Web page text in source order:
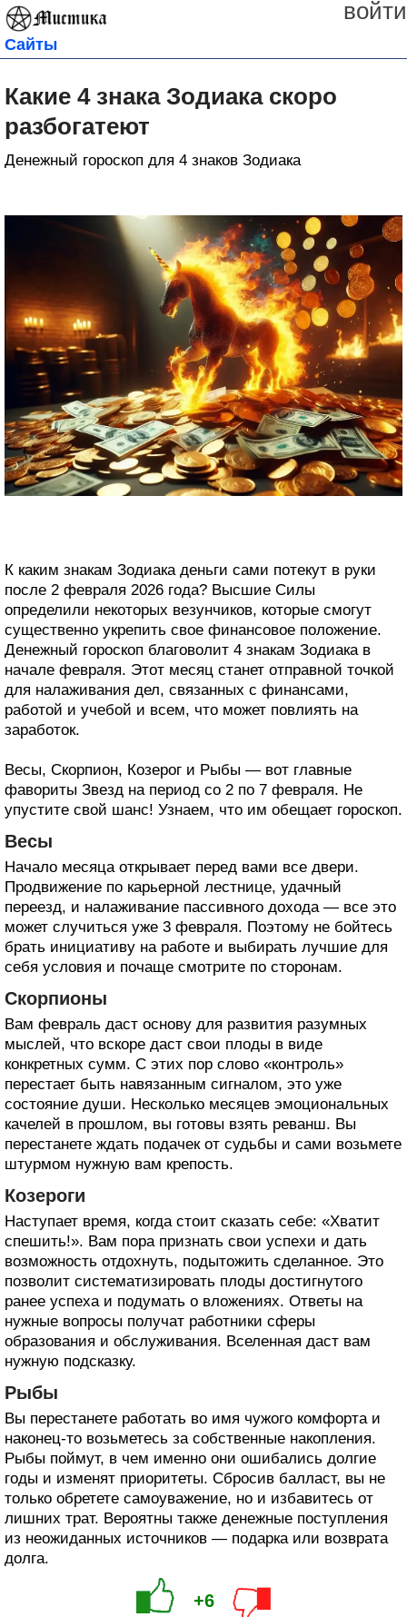
войти
Сайты
Какие 4 знака Зодиака скоро
разбогатеют
Денежный гороскоп для 4 знаков Зодиака
К каким знакам Зодиака деньги сами потекут в руки
после 2 февраля 2026 года? Высшие Силы
определили некоторых везунчиков, которые смогут
существенно укрепить свое финансовое положение.
Денежный гороскоп благоволит 4 знакам Зодиака в
начале февраля. Этот месяц станет отправной точкой
для налаживания дел, связанных с финансами,
работой и учебой и всем, что может повлиять на
заработок.
Весы, Скорпион, Козерог и Рыбы — вот главные
фавориты Звезд на период со 2 по 7 февраля. Не
упустите свой шанс! Узнаем, что им обещает гороскоп.
Весы
Начало месяца открывает перед вами все двери.
Продвижение по карьерной лестнице, удачный
переезд, и налаживание пассивного дохода — все это
может случиться уже 3 февраля. Поэтому не бойтесь
брать инициативу на работе и выбирать лучшие для
себя условия и почаще смотрите по сторонам.
Скорпионы
Вам февраль даст основу для развития разумных
мыслей, что вскоре даст свои плоды в виде
конкретных сумм. С этих пор слово «контроль»
перестает быть навязанным сигналом, это уже
состояние души. Несколько месяцев эмоциональных
качелей в прошлом, вы готовы взять реванш. Вы
перестанете ждать подачек от судьбы и сами возьмете
штурмом нужную вам крепость.
Козероги
Наступает время, когда стоит сказать себе: «Хватит
спешить!». Вам пора признать свои успехи и дать
возможность отдохнуть, подытожить сделанное. Это
позволит систематизировать плоды достигнутого
ранее успеха и подумать о вложениях. Ответы на
нужные вопросы получат работники сферы
образования и обслуживания. Вселенная даст вам
нужную подсказку.
Рыбы
Вы перестанете работать во имя чужого комфорта и
наконец-то возьметесь за собственные накопления.
Рыбы поймут, в чем именно они ошибались долгие
годы и изменят приоритеты. Сбросив балласт, вы не
только обретете самоуважение, но и избавитесь от
лишних трат. Вероятны также денежные поступления
из неожиданных источников — подарка или возврата
долга.
+6